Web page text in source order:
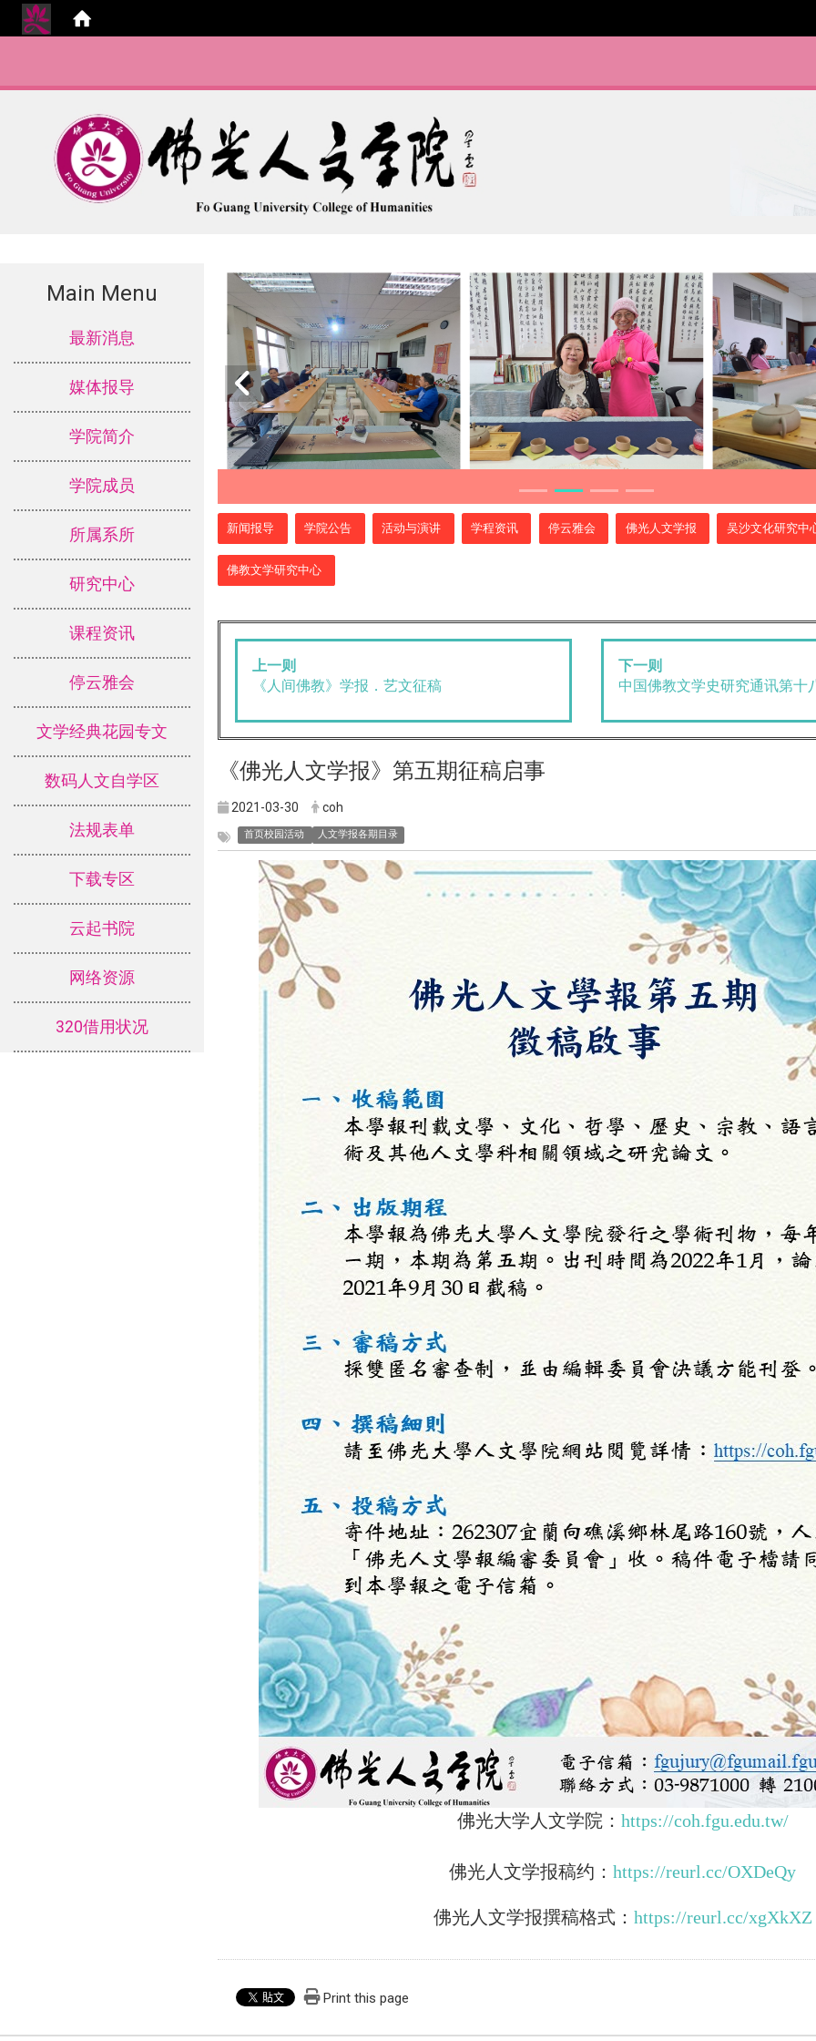
Main Menu
最新消息
媒体报导
学院简介
学院成员
所属系所
研究中心
课程资讯
停云雅会
文学经典花园专文
数码人文自学区
法规表单
下载专区
云起书院
网络资源
320借用状况
新闻报导 学院公告 活动与演讲 学程资讯 停云雅会 佛光人文学报 吴沙文化研究中
佛教文学研究中心
上一则
《人间佛教》学报．艺文征稿
下一则
中国佛教文学史研究通讯第十
《佛光人文学报》第五期征稿启事
2021-03-30 coh
首页校园活动 人文学报各期目录
佛光大学人文学院： https://coh.fgu.edu.tw/
佛光人文学报稿约：https://reurl.cc/OXDeQy
佛光人文学报撰稿格式： https://reurl.cc/xgXkXZ
Print this page